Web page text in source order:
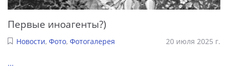
Первые иноагенты?)
Новости, Фото, Фотогалерея 20 июля 2025 г.
...